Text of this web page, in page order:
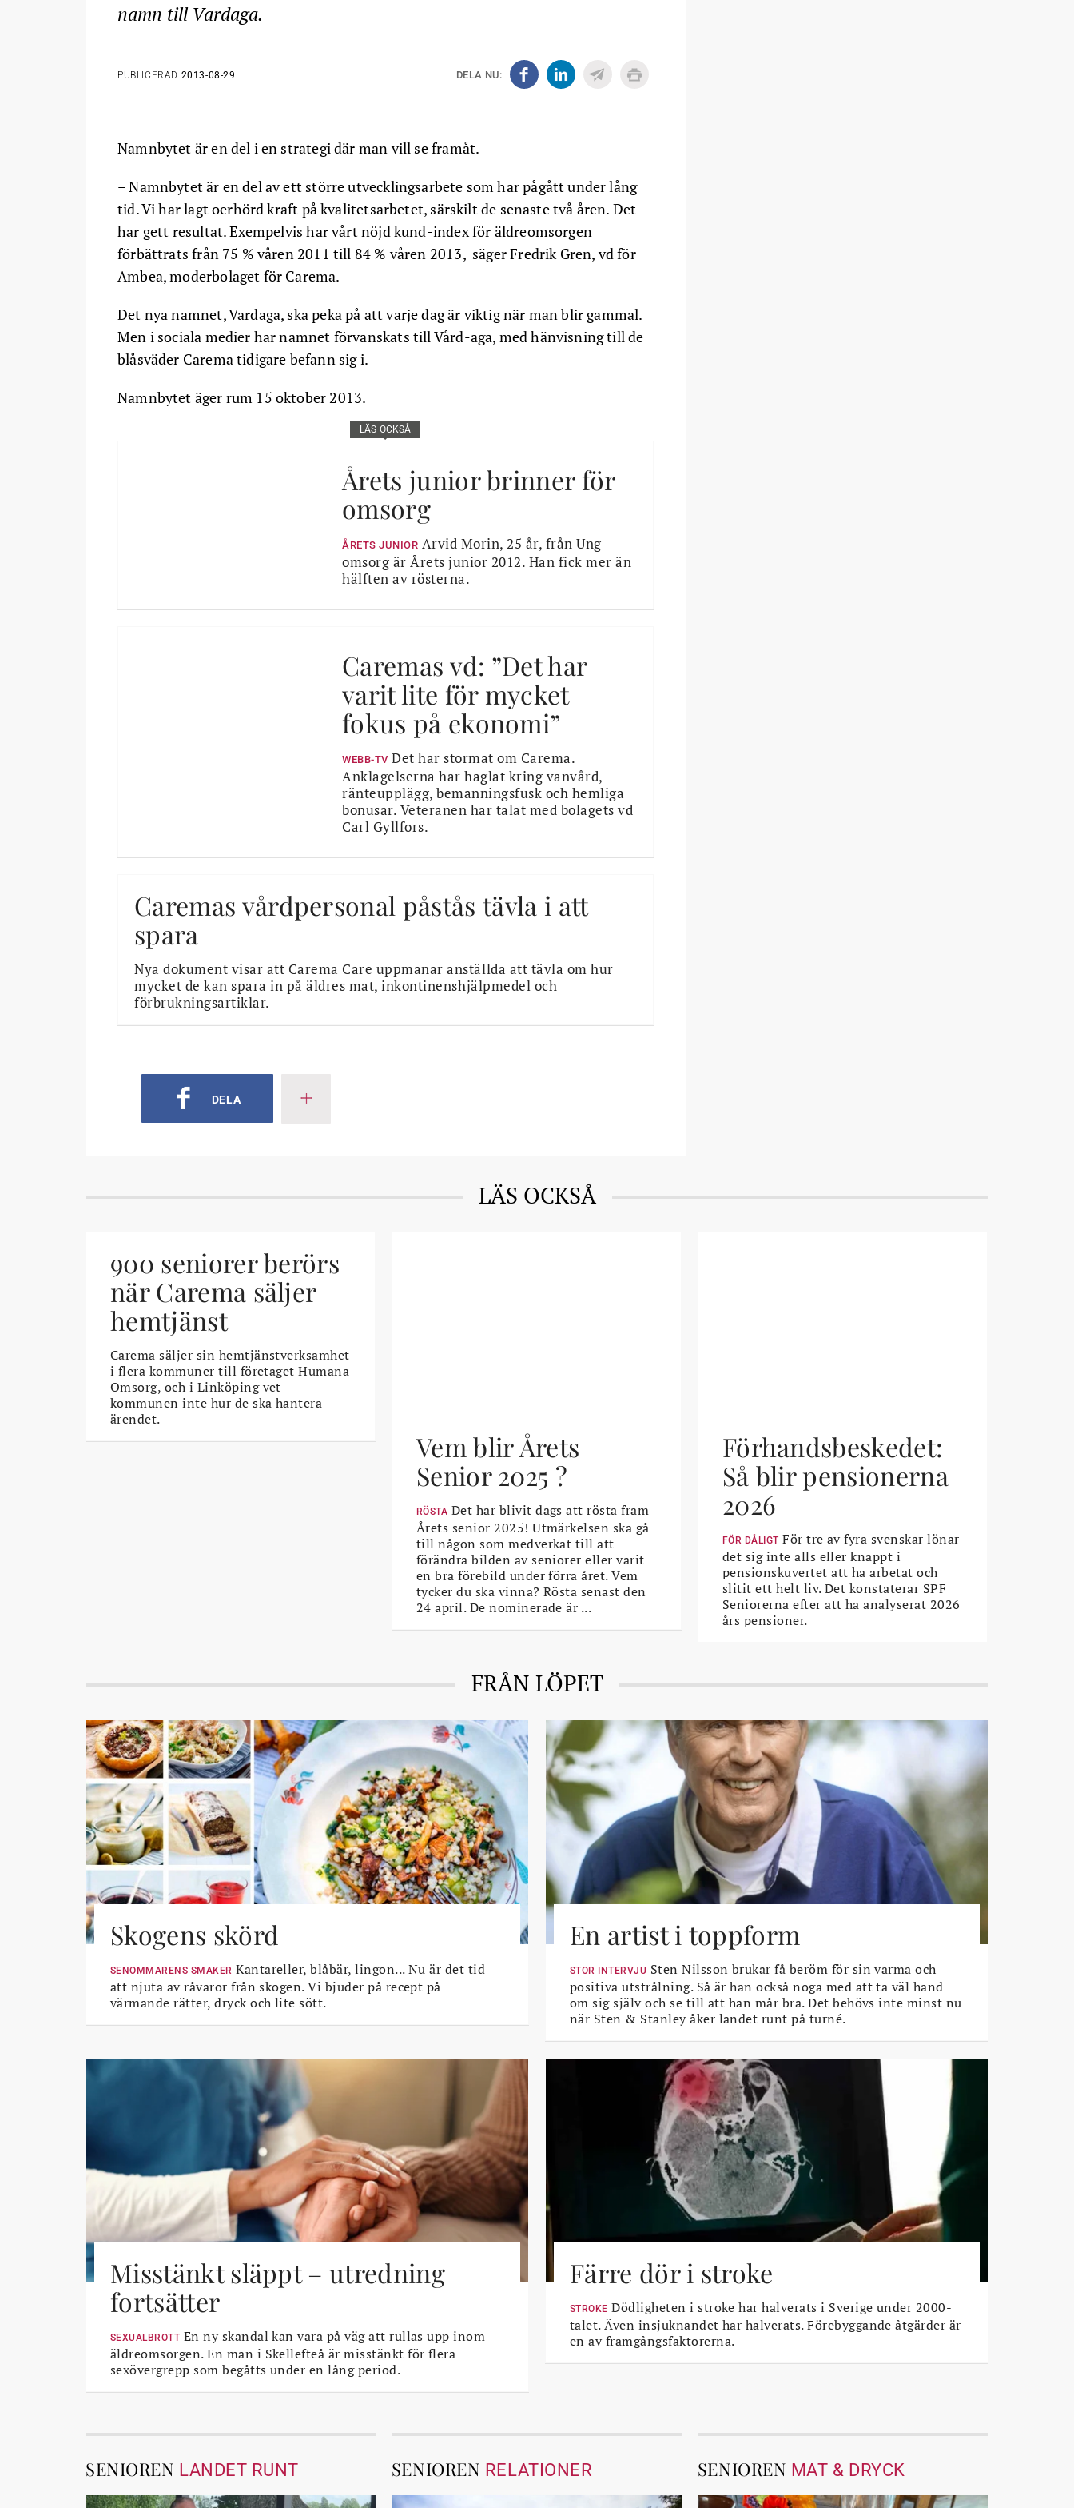
namn till Vardaga.
PUBLICERAD 2013-08-29 DELA NU:
Namnbytet är en del i en strategi där man vill se framåt.
– Namnbytet är en del av ett större utvecklingsarbete som har pågått under lång
tid. Vi har lagt oerhörd kraft på kvalitetsarbetet, särskilt de senaste två åren. Det
har gett resultat. Exempelvis har vårt nöjd kund-index för äldreomsorgen
förbättrats från 75 % våren 2011 till 84 % våren 2013, säger Fredrik Gren, vd för
Ambea, moderbolaget för Carema.
Det nya namnet, Vardaga, ska peka på att varje dag är viktig när man blir gammal.
Men i sociala medier har namnet förvanskats till Vård-aga, med hänvisning till de
blåsväder Carema tidigare befann sig i.
Namnbytet äger rum 15 oktober 2013.
LÄS OCKSÅ
Årets junior brinner för
omsorg
ÅRETS JUNIOR Arvid Morin, 25 år, från Ung
omsorg är Årets junior 2012. Han fick mer än
hälften av rösterna.
Caremas vd: ”Det har
varit lite för mycket
fokus på ekonomi”
WEBB-TVDet har stormat om Carema.
Anklagelserna har haglat kring vanvård,
ränteupplägg, bemanningsfusk och hemliga
bonusar. Veteranen har talat med bolagets vd
Carl Gyllfors.
Caremas vårdpersonal påstås tävla i att
spara
Nya dokument visar att Carema Care uppmanar anställda att tävla om hur
mycket de kan spara in på äldres mat, inkontinenshjälpmedel och
förbrukningsartiklar.
DELA
LÄS OCKSÅ
900 seniorer berörs
när Carema säljer
hemtjänst
Carema säljer sin hemtjänstverksamhet
i flera kommuner till företaget Humana
Omsorg, och i Linköping vet
kommunen inte hur de ska hantera
ärendet.
Vem blir Årets
Senior 2025 ?
RÖSTA Det har blivit dags att rösta fram
Årets senior 2025! Utmärkelsen ska gå
till någon som medverkat till att
förändra bilden av seniorer eller varit
en bra förebild under förra året. Vem
tycker du ska vinna? Rösta senast den
24 april. De nominerade är ...
Förhandsbeskedet:
Så blir pensionerna
2026
FÖR DÅLIGT För tre av fyra svenskar lönar
det sig inte alls eller knappt i
pensionskuvertet att ha arbetat och
slitit ett helt liv. Det konstaterar SPF
Seniorerna efter att ha analyserat 2026
års pensioner.
FRÅN LÖPET
Skogens skörd
SENOMMARENS SMAKER Kantareller, blåbär, lingon... Nu är det tid
att njuta av råvaror från skogen. Vi bjuder på recept på
värmande rätter, dryck och lite sött.
En artist i toppform
STOR INTERVJU Sten Nilsson brukar få beröm för sin varma och
positiva utstrålning. Så är han också noga med att ta väl hand
om sig själv och se till att han mår bra. Det behövs inte minst nu
när Sten & Stanley åker landet runt på turné.
Misstänkt släppt – utredning
fortsätter
SEXUALBROTT En ny skandal kan vara på väg att rullas upp inom
äldreomsorgen. En man i Skellefteå är misstänkt för flera
sexövergrepp som begåtts under en lång period.
Färre dör i stroke
STROKE Dödligheten i stroke har halverats i Sverige under 2000-
talet. Även insjuknandet har halverats. Förebyggande åtgärder är
en av framgångsfaktorerna.
SENIOREN LANDET RUNT SENIOREN RELATIONER SENIOREN MAT & DRYCK